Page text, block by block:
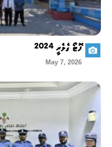
ފޮޓޯ ގެލެރީ 2024
May 7, 2026